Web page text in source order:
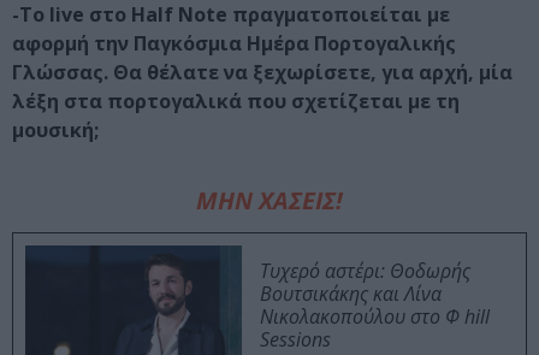
-Το live στο Half Note πραγματοποιείται με
αφορμή την Παγκόσμια Ημέρα Πορτογαλικής
Γλώσσας. Θα θέλατε να ξεχωρίσετε, για αρχή, μία
λέξη στα πορτογαλικά που σχετίζεται με τη
μουσική;
ΜΗΝ ΧΑΣΕΙΣ!
Τυχερό αστέρι: Θοδωρής
Βουτσικάκης και Λίνα
Νικολακοπούλου στο Φ hill
Sessions